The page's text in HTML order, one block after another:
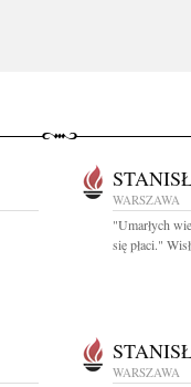
WARSZAWA
"Umarłych
się płaci."
WARSZAWA